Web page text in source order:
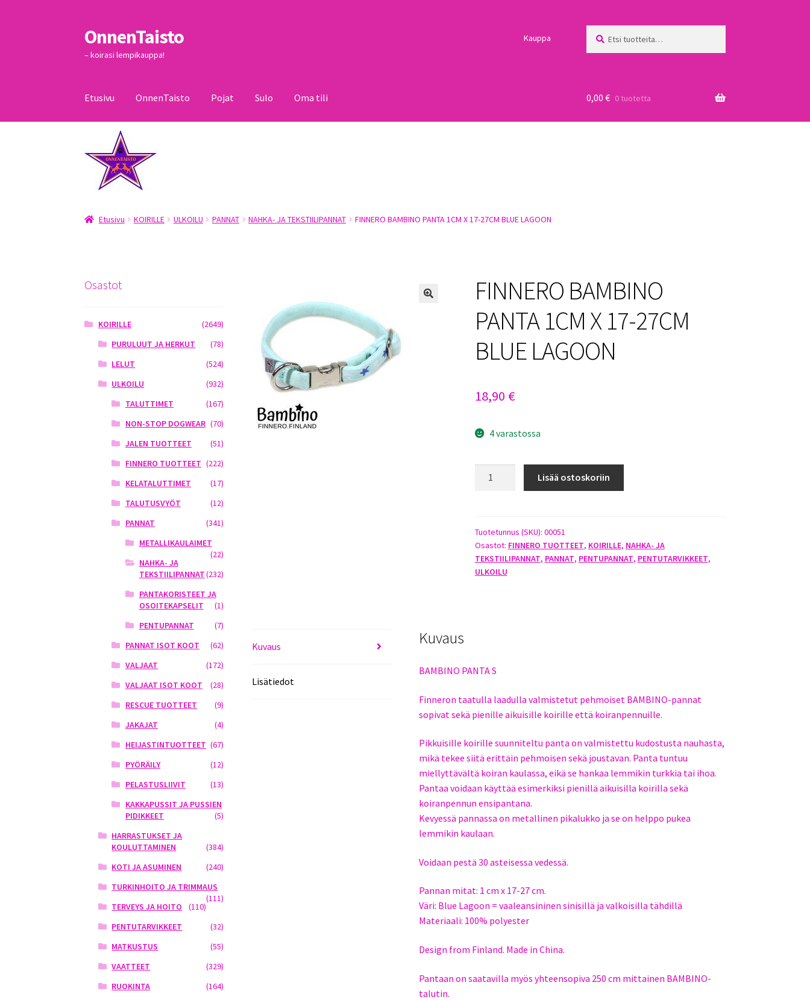
Siirry
navigointiin
Siirry
sisältöön
OnnenTaisto
– koirasi lempikauppa!
Kauppa
Etusivu OnnenTaisto Pojat Sulo Oma tili
Kassa
0,00 € 0 tuotetta
Etusivu KOIRILLE ULKOILU PANNAT NAHKA- JA TEKSTIILIPANNAT FINNERO BAMBINO PANTA 1CM X 17-27CM BLUE LAGOON
FINNERO BAMBINO
PANTA 1CM X 17-27CM
BLUE LAGOON
18,90 €
4 varastossa
X
17-
27CM
BLUE
Lisää ostoskoriin
Tuotetunnus (SKU): 00051
Osastot: FINNERO TUOTTEET, KOIRILLE, NAHKA- JA
TEKSTIILIPANNAT, PANNAT, PENTUPANNAT, PENTUTARVIKKEET,
ULKOILU
Kuvaus
Lisätiedot
Kuvaus
BAMBINO PANTA S
Finneron taatulla laadulla valmistetut pehmoiset BAMBINO-pannat
sopivat sekä pienille aikuisille koirille että koiranpennuille.
Pikkuisille koirille suunniteltu panta on valmistettu kudostusta nauhasta,
mikä tekee siitä erittäin pehmoisen sekä joustavan. Panta tuntuu
miellyttävältä koiran kaulassa, eikä se hankaa lemmikin turkkia tai ihoa.
Pantaa voidaan käyttää esimerkiksi pienillä aikuisilla koirilla sekä
koiranpennun ensipantana.
Kevyessä pannassa on metallinen pikalukko ja se on helppo pukea
lemmikin kaulaan.
Voidaan pestä 30 asteisessa vedessä.
Pannan mitat: 1 cm x 17-27 cm.
Väri: Blue Lagoon = vaaleansininen sinisillä ja valkoisilla tähdillä
Materiaali: 100% polyester
Design from Finland. Made in China.
Pantaan on saatavilla myös yhteensopiva 250 cm mittainen BAMBINO-
talutin.
Osastot
KOIRILLE
(2649)
PURULUUT JA HERKUT
(78)
LELUT
(524)
ULKOILU
(932)
TALUTTIMET
(167)
NON-STOP DOGWEAR (70)
JALEN TUOTTEET
(51)
FINNERO TUOTTEET (222)
KELATALUTTIMET
(17)
TALUTUSVYÖT
(12)
PANNAT
(341)
METALLIKAULAIMET
(22)
NAHKA- JA
TEKSTIILIPANNAT(232)
PANTAKORISTEET JA
OSOITEKAPSELIT
(1)
PENTUPANNAT
(7)
PANNAT ISOT KOOT
(62)
VALJAAT
(172)
VALJAAT ISOT KOOT
(28)
RESCUE TUOTTEET
(9)
JAKAJAT
(4)
HEIJASTINTUOTTEET (67)
PYÖRÄILY
(12)
PELASTUSLIIVIT
(13)
KAKKAPUSSIT JA PUSSIEN
PIDIKKEET
(5)
HARRASTUKSET JA
KOULUTTAMINEN
(384)
KOTI JA ASUMINEN
(240)
TURKINHOITO JA TRIMMAUS
(111)
TERVEYS JA HOITO
(110)
PENTUTARVIKKEET
(32)
MATKUSTUS
(55)
VAATTEET
(329)
RUOKINTA
(164)